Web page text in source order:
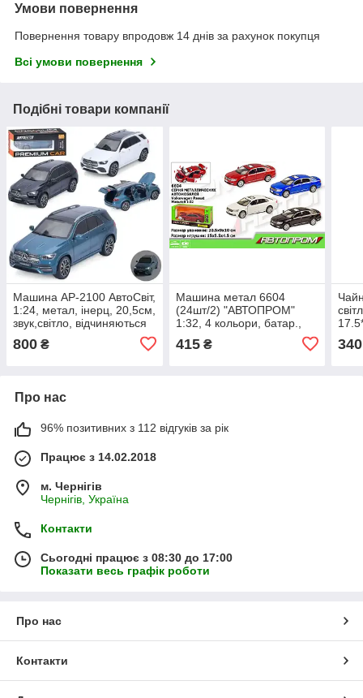
Умови повернення
Повернення товару впродовж 14 днів за рахунок покупця
Всі умови повернення
Подібні товари компанії
Машина AP-2100 АвтоСвіт,
1:24, метал, інерц, 20,5см,
звук,світло, відчиняються
800 ₴
Машина метал 6604
(24шт/2) "АВТОПРОМ"
1:32, 4 кольори, батар.,
Світло, звук, відкр.двері, в
кор. 18*
415₴ 340
Про нас
96% позитивних з 112 відгуків за рік
Працює з 14.02.2018
м. Чернігів
Чернігів, Україна
Контакти
Сьогодні працює з 08:30 до 17:00
Показати весь графік роботи
Про нас
Контакти